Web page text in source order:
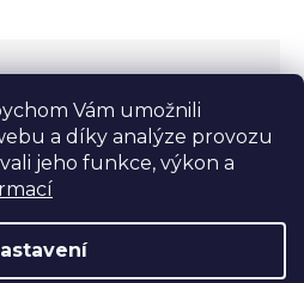
Vám umožnili
a díky analýze provozu
jeho funkce, výkon a